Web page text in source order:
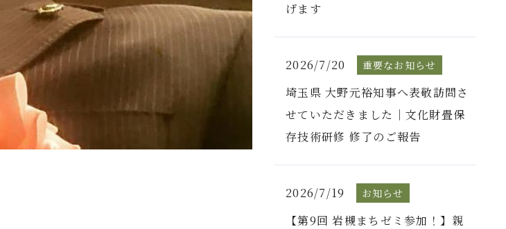
げます
2026/7/20 重要なお知らせ
埼玉県 大野元裕知事へ表敬訪問さ
せていただきました｜文化財畳保
存技術研修 修了のご報告
2026/7/19 お知らせ
【第9回 岩槻まちゼミ参加！】親